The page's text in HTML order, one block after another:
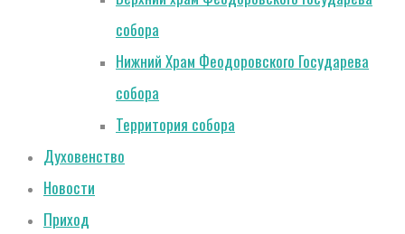
собора
Нижний Храм Феодоровского Государева
собора
Территория собора
Духовенство
Новости
Приход